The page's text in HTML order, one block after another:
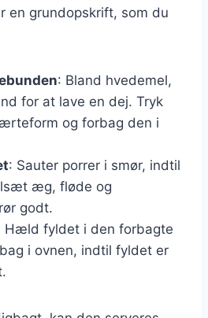
en grundopskrift, som du
: Bland hvedemel,
for at lave en dej. Tryk
og forbag den i
: Sauter porrer i smør, indtil
æg, fløde og
godt.
Hæld fyldet i den forbagte
i ovnen, indtil fyldet er